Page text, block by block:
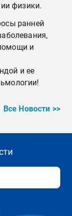
физики.
ранней
и
и ее
Все Новости >>